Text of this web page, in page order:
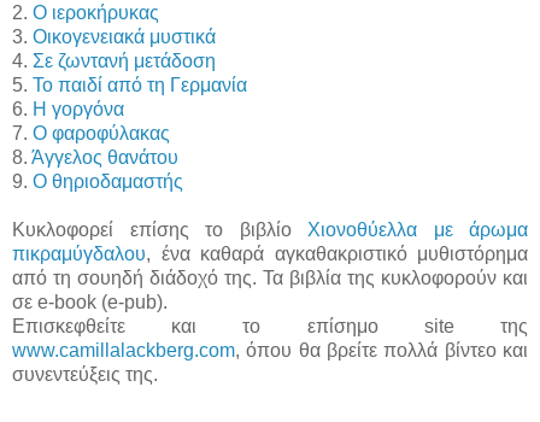
2. Ο ιεροκήρυκας
3. Οικογενειακά μυστικά
4. Σε ζωντανή μετάδοση
5. Το παιδί από τη Γερμανία
6. Η γοργόνα
7. Ο φαροφύλακας
8. Άγγελος θανάτου
9. Ο θηριοδαμαστής
Κυκλοφορεί επίσης το βιβλίο Χιονοθύελλα με άρωμα
πικραμύγδαλου, ένα καθαρά αγκαθακριστικό μυθιστόρημα
από τη σουηδή διάδοχό της. Τα βιβλία της κυκλοφορούν και
σε e-book (e-pub).
Επισκεφθείτε και το επίσημο site της
www.camillalackberg.com, όπου θα βρείτε πολλά βίντεο και
συνεντεύξεις της.